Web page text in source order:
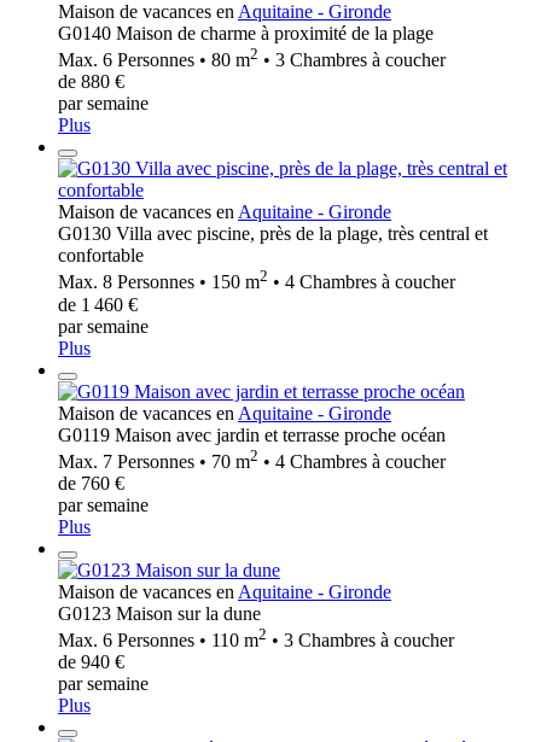
Maison de vacances en Aquitaine - Gironde
G0140 Maison de charme à proximité de la plage
Max. 6 Personnes • 80 m2 • 3 Chambres à coucher
de 880 €
par semaine
Plus
Maison de vacances enAquitaine - Gironde
G0130 Villa avec piscine, près de la plage, très central et
confortable
Max. 8 Personnes • 150 m2 • 4 Chambres à coucher
de 1 460 €
par semaine
Plus
Maison de vacances en Aquitaine - Gironde
G0119 Maison avec jardin et terrasse proche océan
Max. 7 Personnes • 70 m2 • 4 Chambres à coucher
de 760 €
par semaine
Plus
Maison de vacances en Aquitaine - Gironde
G0123 Maison sur la dune
Max. 6 Personnes • 110 m2 • 3 Chambres à coucher
de 940 €
par semaine
Plus